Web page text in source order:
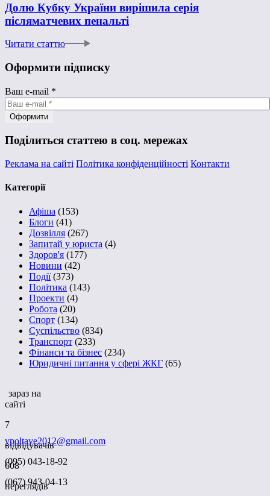
Долю Кубку України вирішила серія
післяматчевих пенальті
Читати статтю
Оформити підписку
Ваш e-mail *
Поділиться статтею в соц. мережах
Реклама на сайті Політика конфіденційності Контакти
Категорії
Афіша (153)
Блоги (41)
Дозвілля (267)
Запитай у юриста (4)
Здоров'я (177)
Новини (42)
Події(373)
Політика (143)
Проекти (4)
Робота (20)
Спорт (134)
Суспільство (834)
Транспорт (233)
Фінанси та бізнес (234)
Юридичні питання у сфері ЖКГ (65)
зараз на
сайті
7
відвідувачів
608
переглядів
vpoltave2012@gmail.com
(095) 043-18-92
(067) 943-04-13